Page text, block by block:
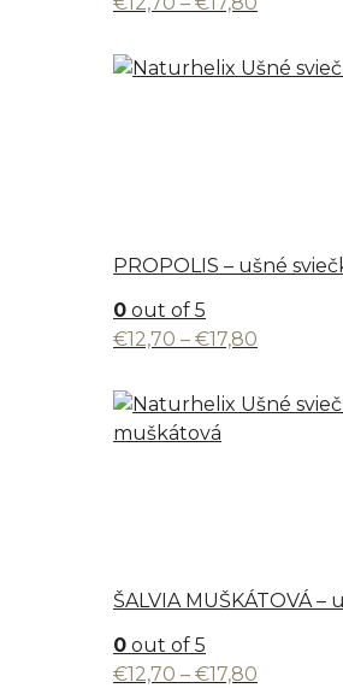
€12,70
PROPOLIS – ušné
0 out of 5
€12,70 – €17,80
€12,70
ŠALVIA MUŠKÁTOVÁ –
0 out of 5
€12,70 – €17,80